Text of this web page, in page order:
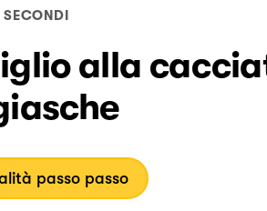
SECONDI
alla
passo passo